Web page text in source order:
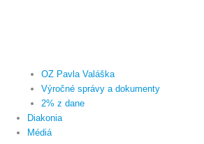
OZ Pavla Valáška
Výročné správy a dokumenty
2% z dane
Diakonia
Médiá